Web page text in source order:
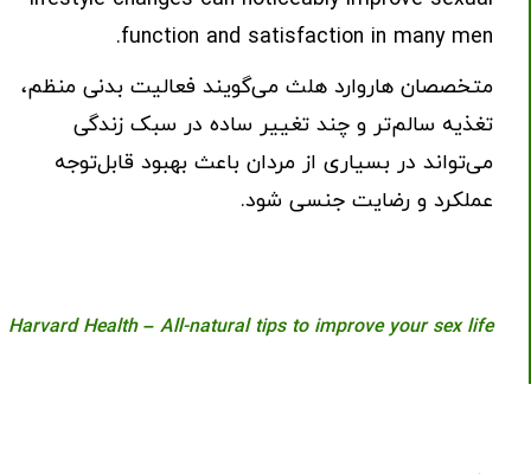
function and satisfaction in many men.
متخصصان هاروارد هلث می‌گویند فعالیت بدنی منظم،
تغذیه سالم‌تر و چند تغییر ساده در سبک زندگی
می‌تواند در بسیاری از مردان باعث بهبود قابل‌توجه
عملکرد و رضایت جنسی شود.
Harvard Health – All-natural tips to improve your sex life